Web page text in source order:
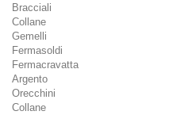
Bracciali
Collane
Gemelli
Fermasoldi
Fermacravatta
Argento
Orecchini
Collane